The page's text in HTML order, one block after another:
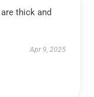
thick and
Apr 9, 2025